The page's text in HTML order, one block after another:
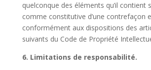
quelconque des éléments qu’il contient
comme constitutive d’une contrefaçon
conformément aux dispositions des
suivants du Code de Propriété
6. Limitations de responsabilité.